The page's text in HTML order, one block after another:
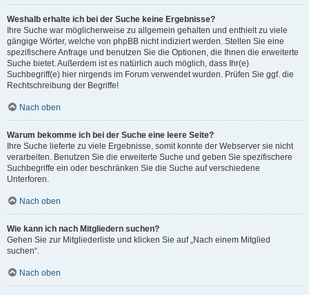
Weshalb erhalte ich bei der Suche keine Ergebnisse?
Ihre Suche war möglicherweise zu allgemein gehalten und enthielt zu viele
gängige Wörter, welche von phpBB nicht indiziert werden. Stellen Sie eine
spezifischere Anfrage und benutzen Sie die Optionen, die Ihnen die erweiterte
Suche bietet. Außerdem ist es natürlich auch möglich, dass Ihr(e)
Suchbegriff(e) hier nirgends im Forum verwendet wurden. Prüfen Sie ggf. die
Rechtschreibung der Begriffe!
Nach oben
Warum bekomme ich bei der Suche eine leere Seite?
Ihre Suche lieferte zu viele Ergebnisse, somit konnte der Webserver sie nicht
verarbeiten. Benutzen Sie die erweiterte Suche und geben Sie spezifischere
Suchbegriffe ein oder beschränken Sie die Suche auf verschiedene
Unterforen.
Nach oben
Wie kann ich nach Mitgliedern suchen?
Gehen Sie zur Mitgliederliste und klicken Sie auf „Nach einem Mitglied
suchen“.
Nach oben